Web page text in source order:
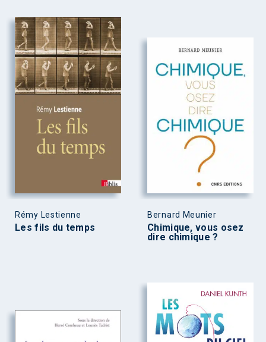
Rémy Lestienne
Les fils du temps
Bernard Meunier
Chimique, vous osez
dire chimique ?